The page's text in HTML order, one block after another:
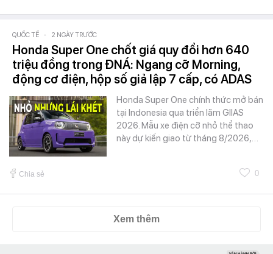
QUỐC TẾ - 2 NGÀY TRƯỚC
Honda Super One chốt giá quy đổi hơn 640
triệu đồng trong ĐNÁ: Ngang cỡ Morning,
động cơ điện, hộp số giả lập 7 cấp, có ADAS
Honda Super One chính thức mở bán
tại Indonesia qua triển lãm GIIAS
2026. Mẫu xe điện cỡ nhỏ thể thao
này dự kiến giao từ tháng 8/2026,…
Chia sẻ 0
Xem thêm